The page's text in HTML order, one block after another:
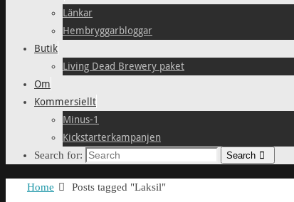
Länkar
Hembryggarbloggar
Butik
Living Dead Brewery paket
Om
Kommersiellt
Minus-1
Kickstarterkampanjen
Search for: Search
Home Posts tagged "Laksil"